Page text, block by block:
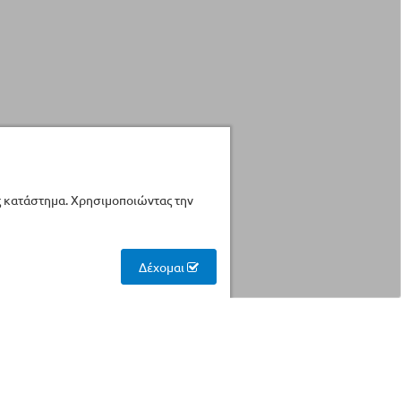
κατάστημα. Χρησιμοποιώντας την
Δέχομαι